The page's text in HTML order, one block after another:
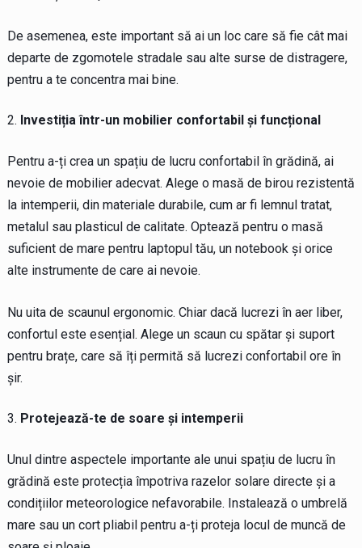
De asemenea, este important să ai un loc care să fie cât mai
departe de zgomotele stradale sau alte surse de distragere,
pentru a te concentra mai bine.
Investiția într-un mobilier confortabil și funcțional
Pentru a-ți crea un spațiu de lucru confortabil în grădină, ai
nevoie de mobilier adecvat. Alege o masă de birou rezistentă
la intemperii, din materiale durabile, cum ar fi lemnul tratat,
metalul sau plasticul de calitate. Optează pentru o masă
suficient de mare pentru laptopul tău, un notebook și orice
alte instrumente de care ai nevoie.
Nu uita de scaunul ergonomic. Chiar dacă lucrezi în aer liber,
confortul este esențial. Alege un scaun cu spătar și suport
pentru brațe, care să îți permită să lucrezi confortabil ore în
șir.
Protejează-te de soare și intemperii
Unul dintre aspectele importante ale unui spațiu de lucru în
grădină este protecția împotriva razelor solare directe și a
condițiilor meteorologice nefavorabile. Instalează o umbrelă
mare sau un cort pliabil pentru a-ți proteja locul de muncă de